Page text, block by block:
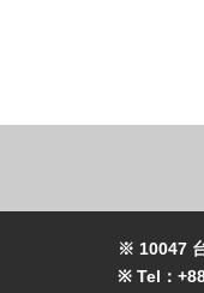
※ 10047
※ Tel：